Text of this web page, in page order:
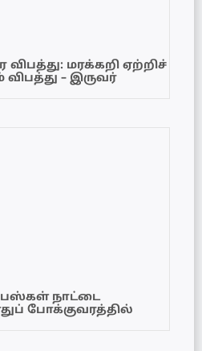
மரக்கறி ஏற்றிச்
– இருவர்
பஸ்கள் நாட்டை
போக்குவரத்தில்